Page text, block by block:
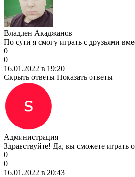
Владлен Акаджанов
По сути я смогу играть с друзьями
0
0
16.01.2022 в 19:20
Скрыть ответы Показать ответы
Администрация
Здравствуйте! Да, вы сможете играть
0
0
16.01.2022 в 20:43